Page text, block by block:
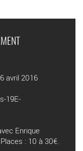
avril 2016
19E-
Enrique
: 10 à 30€.